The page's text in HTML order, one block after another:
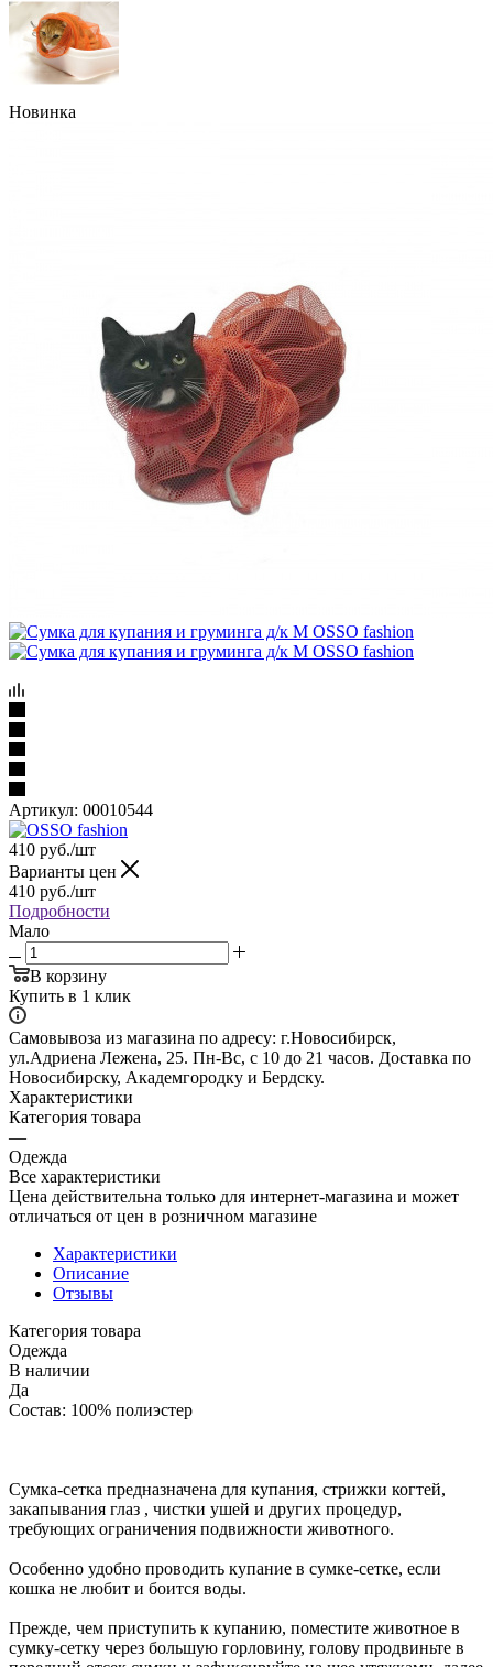
Новинка
Артикул: 00010544
410 руб./шт
Варианты цен
410 руб./шт
Подробности
Мало
В корзину
Купить в 1 клик
Самовывоза из магазина по адресу: г.Новосибирск,
ул.Адриена Лежена, 25. Пн-Вс, с 10 до 21 часов. Доставка по
Новосибирску, Академгородку и Бердску.
Характеристики
Категория товара
—
Одежда
Все характеристики
Цена действительна только для интернет-магазина и может
отличаться от цен в розничном магазине
Характеристики
Описание
Отзывы
Категория товара
Одежда
В наличии
Да
Состав: 100% полиэстер
Сумка-сетка предназначена для купания, стрижки когтей,
закапывания глаз , чистки ушей и других процедур,
требующих ограничения подвижности животного.
Особенно удобно проводить купание в сумке-сетке, если
кошка не любит и боится воды.
Прежде, чем приступить к купанию, поместите животное в
сумку-сетку через большую горловину, голову продвиньте в